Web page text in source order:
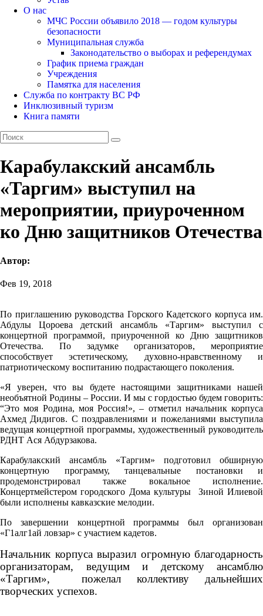
О нас
МЧС России объявило 2018 — годом культуры
безопасности
Муниципальная служба
Законодательство о выборах и референдумах
График приема граждан
Учреждения
Памятка для населения
Служба по контракту ВС РФ
Инклюзивный туризм
Книга памяти
Карабулакский ансамбль
«Таргим» выступил на
мероприятии, приуроченном
ко Дню защитников Отечества
Автор:
Фев 19, 2018
По приглашению руководства Горского Кадетского корпуса им.
Абдулы Цороева детский ансамбль «Таргим» выступил с
концертной программой, приуроченной ко Дню защитников
Отечества. По задумке организаторов, мероприятие
способствует эстетическому, духовно-нравственному и
патриотическому воспитанию подрастающего поколения.
«Я уверен, что вы будете настоящими защитниками нашей
необъятной Родины – России. И мы с гордостью будем говорить:
“Это моя Родина, моя Россия!», – отметил начальник корпуса
Ахмед Дидигов. С поздравлениями и пожеланиями выступила
ведущая концертной программы, художественный руководитель
РДНТ Ася Абдурзакова.
Карабулакский ансамбль «Таргим» подготовил обширную
концертную программу, танцевальные постановки и
продемонстрировал также вокальное исполнение.
Концертмейстером городского Дома культуры Зиной Илиевой
были исполнены кавказские мелодии.
По завершении концертной программы был организован
«Г1алг1ай ловзар» с участием кадетов.
Начальник корпуса выразил огромную благодарность
организаторам, ведущим и детскому ансамблю
«Таргим», пожелал коллективу дальнейших
творческих успехов.